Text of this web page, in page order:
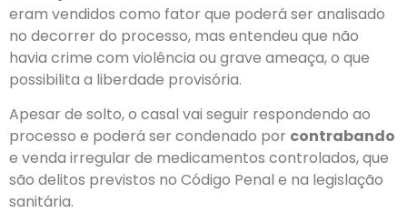
eram vendidos como fator que poderá ser analisado
no decorrer do processo, mas entendeu que não
havia crime com violência ou grave ameaça, o que
possibilita a liberdade provisória.
Apesar de solto, o casal vai seguir respondendo ao
processo e poderá ser condenado por contrabando
e venda irregular de medicamentos controlados, que
são delitos previstos no Código Penal e na legislação
sanitária.